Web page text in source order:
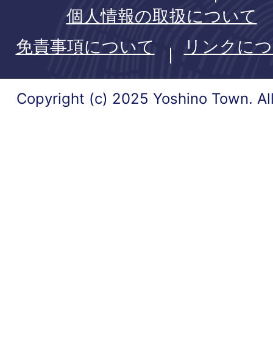
個人情報の取扱について
免責事項について
リンクに
Copyright (c) 2025 Yoshino Town.